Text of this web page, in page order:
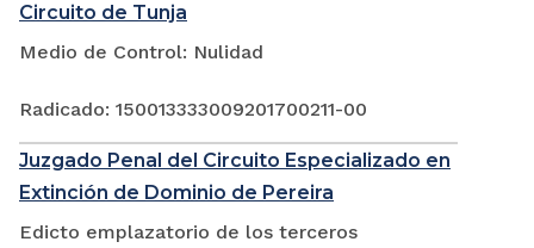
Circuito de Tunja
Medio de Control: Nulidad
Radicado: 150013333009201700211-00
Juzgado Penal del Circuito Especializado en
Extinción de Dominio de Pereira
Edicto emplazatorio de los terceros